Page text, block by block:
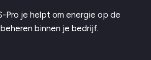
Pro je helpt om energie op de
binnen je bedrijf.